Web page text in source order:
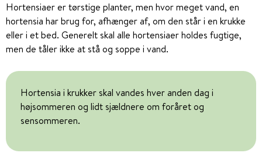
Hortensiaer er tørstige planter, men hvor meget vand, en
hortensia har brug for, afhænger af, om den står i en krukke
eller i et bed. Generelt skal alle hortensiaer holdes fugtige,
men de tåler ikke at stå og soppe i vand.
Hortensia i krukker skal vandes hver anden dag i
højsommeren og lidt sjældnere om foråret og
sensommeren.